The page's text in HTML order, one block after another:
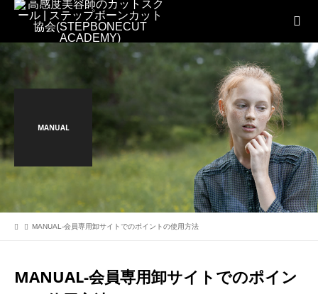
MANUAL
MANUAL-会員専用卸サイトでのポイントの使用方法
MANUAL-会員専用卸サイトでのポイン